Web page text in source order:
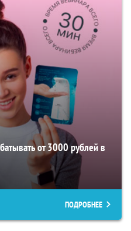
от 3000 рублей в
ПОДРОБНЕЕ